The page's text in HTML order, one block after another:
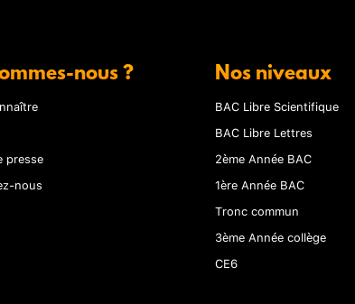
nous ?
presse
nous
Nos niveaux
BAC Libre Scientifique
BAC Libre Lettres
2ème Année BAC
1ère Année BAC
Tronc commun
3ème Année collège
CE6